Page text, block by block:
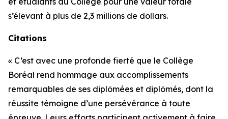
s’élevant à plus de 2,3 millions de dollars.
Citations
« C’est avec une profonde fierté que le Collège
Boréal rend hommage aux accomplissements
remarquables de ses diplômées et diplômés, dont la
réussite témoigne d’une persévérance à toute